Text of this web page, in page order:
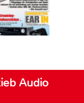
Audio